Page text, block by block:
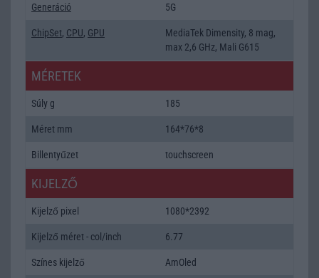
Generáció 5G
ChipSet, CPU, GPU
MediaTek Dimensity, 8 mag,
max 2,6 GHz, Mali G615
MÉRETEK
Súly g 185
Méret mm 164*76*8
Billentyűzet touchscreen
KIJELZŐ
Kijelző pixel 1080*2392
Kijelző méret - col/inch 6.77
Színes kijelző AmOled